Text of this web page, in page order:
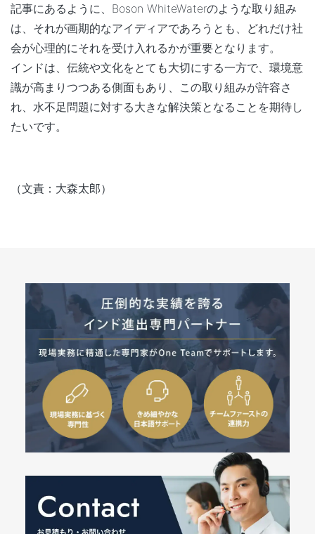
記事にあるように、Boson WhiteWaterのような取り組み
は、それが画期的なアイディアであろうとも、どれだけ社
会が心理的にそれを受け入れるかが重要となります。
インドは、伝統や文化をとても大切にする一方で、環境意
識が高まりつつある側面もあり、この取り組みが許容さ
れ、水不足問題に対する大きな解決策となることを期待し
たいです。
（文責：大森太郎）